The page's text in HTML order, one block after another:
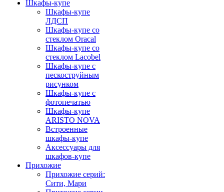
Шкафы-купе
Шкафы-купе
ЛДСП
Шкафы-купе со
стеклом Oracal
Шкафы-купе со
стеклом Lacobel
Шкафы-купе с
пескоструйным
рисунком
Шкафы-купе с
фотопечатью
Шкафы-купе
ARISTO NOVA
Встроенные
шкафы-купе
Аксессуары для
шкафов-купе
Прихожие
Прихожие серий:
Сити, Мари